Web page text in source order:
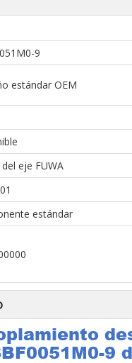
9
estándar OEM
eje FUWA
estándar
9